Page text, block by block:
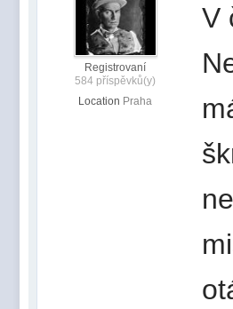
Registrovaní
584 příspěvků(y)
Location Praha
V